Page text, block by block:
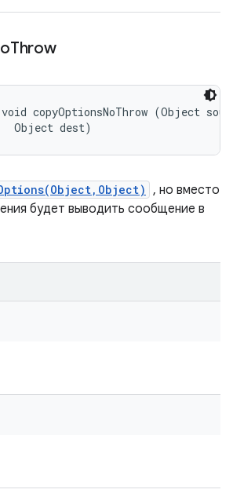
Throw
copyOptionsNoThrow (Object
Object dest)
, но вместо
будет выводить сообщение в